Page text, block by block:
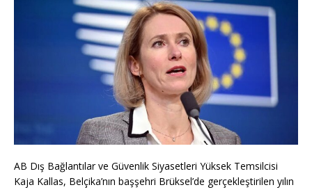
AB Dış Bağlantılar ve Güvenlik Siyasetleri Yüksek Temsilcisi
Kaja Kallas, Belçika’nın başşehri Brüksel’de gerçekleştirilen yılın